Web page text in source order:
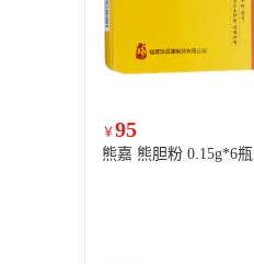
￥95
熊嘉 熊胆粉 0.15g*6瓶